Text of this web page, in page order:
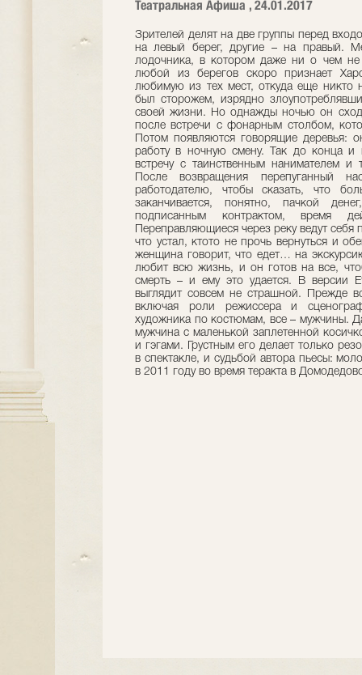
Театральная Афиша , 24.01.2017
Зрителей делят на две группы перед
на левый берег, другие – на правый.
лодочника, в котором даже ни о чем не
любой из берегов скоро признает
любимую из тех мест, откуда еще никто
был сторожем, изрядно
своей жизни. Но однажды ночью он
после встречи с фонарным столбом,
Потом появляются говорящие деревья:
работу в ночную смену. Так до конца и
встречу с таинственным нанимателем
После возвращения перепуганный
работодателю, чтобы сказать, что
заканчивается, понятно, пачкой
подписанным контрактом, время
Переправляющиеся через реку ведут себя
что устал, кто­то не прочь вернуться и
женщина говорит, что едет… на
любит всю жизнь, и он готов на все,
смерть – и ему это удается. В версии
выглядит совсем не страшной. Прежде
включая роли режиссера и
художника по костюмам, все – мужчины.
мужчина с маленькой заплетенной
и гэгами. Грустным его делает только
в спектакле, и судьбой автора пьесы:
в 2011 году во время теракта в